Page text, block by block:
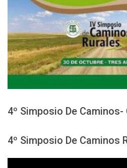
4º Simposio De Caminos-
4º Simposio De Caminos